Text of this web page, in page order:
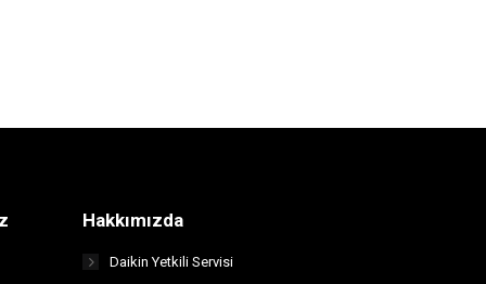
Hakkımızda
Daikin Yetkili Servisi